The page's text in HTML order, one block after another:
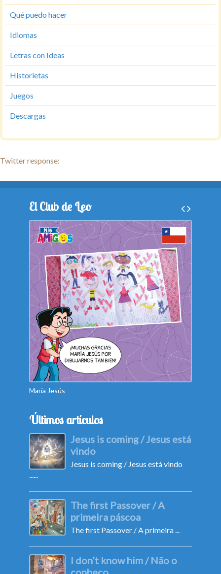
Qué puedo hacer
Idiomas
Letras con Ideas
Historietas
Juegos
Descargas
Twitter response:
El Club de Leo
María Jesús
Últimos artículos
Jesus is coming / Jesus está
vindo
Jesus is coming / Jesus está vindo
......
The first Passover / A
primeira páscoa
The first Passover / A primeira ...
I don’t know him / Não o